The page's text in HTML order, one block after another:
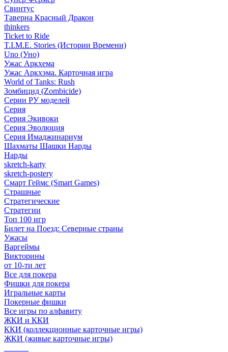
Свинтус
Таверна Красный Дракон
thinkers
Ticket to Ride
T.I.M.E. Stories (Истории Времени)
Uno (Уно)
Ужас Аркхема
Ужас Аркхэма. Карточная игра
World of Tanks: Rush
Зомбицид (Zombicide)
Серии РУ моделей
Серия
Серия Экивоки
Серия Эволюция
Серия Имаджинариум
Шахматы Шашки Нарды
Нарды
skretch-karty
skretch-postery
Смарт Геймс (Smart Games)
Страшные
Стратегические
Стратегии
Топ 100 игр
Билет на Поезд: Северные страны
Ужасы
Варгеймы
Викторины
от 10-ти лет
Все для покера
Фишки для покера
Игральные карты
Покерные фишки
Все игры по алфавиту
ЖКИ и ККИ
ККИ (коллекционные карточные игры)
ЖКИ (живые карточные игры)